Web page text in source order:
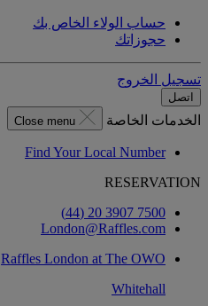
حساب الولاء الخاص بك
حجوزاتك
تسجيل الخروج
اتصل
الخدمات الخاصة Close menu
Find Your Local Number
RESERVATION
7500 3907 20 (44)
London@Raffles.com
Raffles London at The OWO
Whitehall